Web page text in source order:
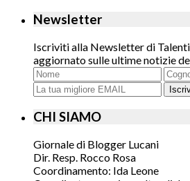
Newsletter
Iscriviti alla Newsletter di
aggiornato sulle ultime notizie
CHI SIAMO
Giornale di Blogger Lucani
Dir. Resp. Rocco Rosa
Coordinamento: Ida Leone